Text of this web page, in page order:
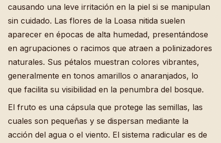
causando una leve irritación en la piel si se manipulan
sin cuidado. Las flores de la Loasa nitida suelen
aparecer en épocas de alta humedad, presentándose
en agrupaciones o racimos que atraen a polinizadores
naturales. Sus pétalos muestran colores vibrantes,
generalmente en tonos amarillos o anaranjados, lo
que facilita su visibilidad en la penumbra del bosque.
El fruto es una cápsula que protege las semillas, las
cuales son pequeñas y se dispersan mediante la
acción del agua o el viento. El sistema radicular es de